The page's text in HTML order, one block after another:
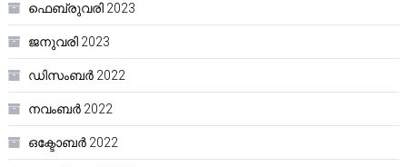
ഫെബ്രുവരി 2023
ജനുവരി 2023
ഡിസംബർ 2022
നവംബർ 2022
ഒക്ടോബർ 2022